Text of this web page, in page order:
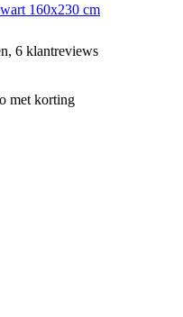
160x230 cm
6 klantreviews
met korting